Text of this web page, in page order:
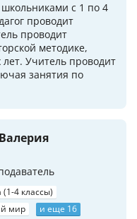
с 1 по 4
проводит
проводит
методике,
Учитель проводит
занятия по
4 классы)
мир
и еще 16